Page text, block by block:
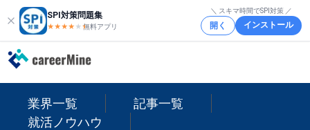
SPI対策問題集
★★★★ ★★
無料アプリ
＼ スキマ時間でSPI対策 ／
開く インストール
業界一覧
記事一覧
就活ノウハウ